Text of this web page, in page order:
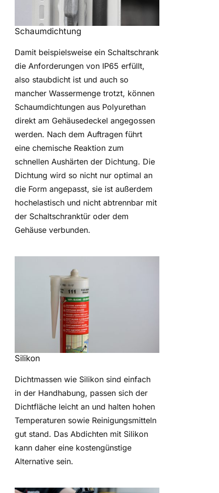
Schaumdichtung
Damit beispielsweise ein Schaltschrank
die Anforderungen von IP65 erfüllt,
also staubdicht ist und auch so
mancher Wassermenge trotzt, können
Schaumdichtungen aus Polyurethan
direkt am Gehäusedeckel angegossen
werden. Nach dem Auftragen führt
eine chemische Reaktion zum
schnellen Aushärten der Dichtung. Die
Dichtung wird so nicht nur optimal an
die Form angepasst, sie ist außerdem
hochelastisch und nicht abtrennbar mit
der Schaltschranktür oder dem
Gehäuse verbunden.
Silikon
Dichtmassen wie Silikon sind einfach
in der Handhabung, passen sich der
Dichtfläche leicht an und halten hohen
Temperaturen sowie Reinigungsmitteln
gut stand. Das Abdichten mit Silikon
kann daher eine kostengünstige
Alternative sein.